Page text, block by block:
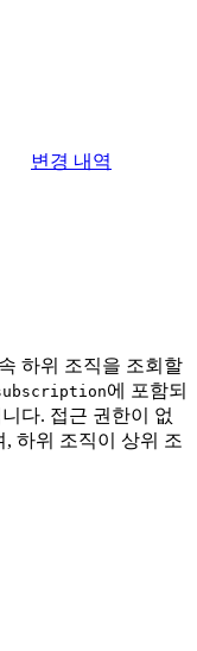
변경 내역
하위 조직을 조회할
에 포함되
다. 접근 권한이 없
하위 조직이 상위 조